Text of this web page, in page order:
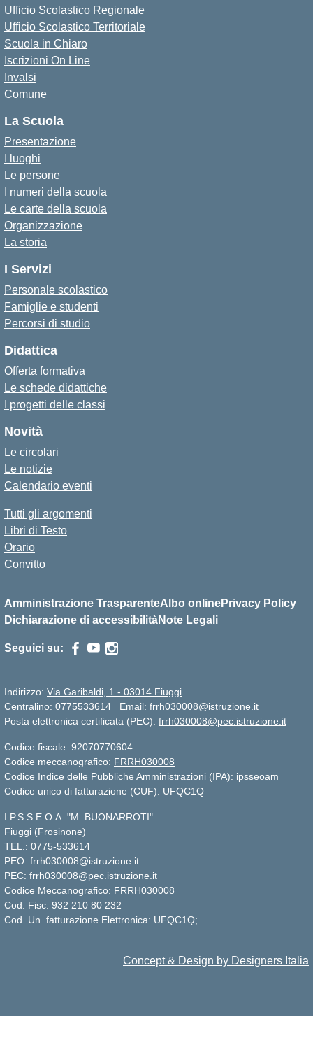
Ufficio Scolastico Regionale
Ufficio Scolastico Territoriale
Scuola in Chiaro
Iscrizioni On Line
Invalsi
Comune
La Scuola
Presentazione
I luoghi
Le persone
I numeri della scuola
Le carte della scuola
Organizzazione
La storia
I Servizi
Personale scolastico
Famiglie e studenti
Percorsi di studio
Didattica
Offerta formativa
Le schede didattiche
I progetti delle classi
Novità
Le circolari
Le notizie
Calendario eventi
Tutti gli argomenti
Libri di Testo
Orario
Convitto
Amministrazione TrasparenteAlbo onlinePrivacy Policy
Dichiarazione di accessibilitàNote Legali
Seguici su:
Indirizzo: Via Garibaldi, 1 - 03014 Fiuggi
Centralino: 0775533614 Email: frrh030008@istruzione.it
Posta elettronica certificata (PEC): frrh030008@pec.istruzione.it
Codice fiscale: 92070770604
Codice meccanografico: FRRH030008
Codice Indice delle Pubbliche Amministrazioni (IPA): ipsseoam
Codice unico di fatturazione (CUF): UFQC1Q
I.P.S.S.E.O.A. "M. BUONARROTI"
Fiuggi (Frosinone)
TEL.: 0775-533614
PEO: frrh030008@istruzione.it
PEC: frrh030008@pec.istruzione.it
Codice Meccanografico: FRRH030008
Cod. Fisc: 932 210 80 232
Cod. Un. fatturazione Elettronica: UFQC1Q;
Concept & Design by Designers Italia